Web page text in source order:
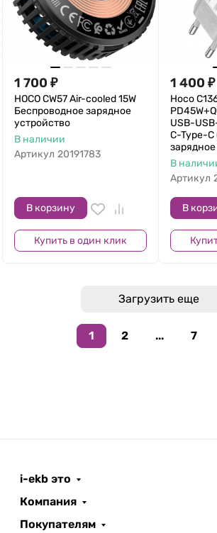
1 700 ₽
HOCO CW57 Air-cooled 15W
Беспроводное зарядное
устройство
В наличии
Артикул 20191783
В корзину
Купить в один клик
1 400 ₽
Hoco
USB-
C-Type-C
В
Артикул
В
Загрузить еще
1 2 ... 7
i-ekb это
Компания
Покупателям